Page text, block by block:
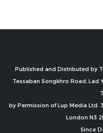
Published and Distributed by
Tessaban Songkhro Road, Lad
by Permission of Lup Media Ltd.
London N3
Since